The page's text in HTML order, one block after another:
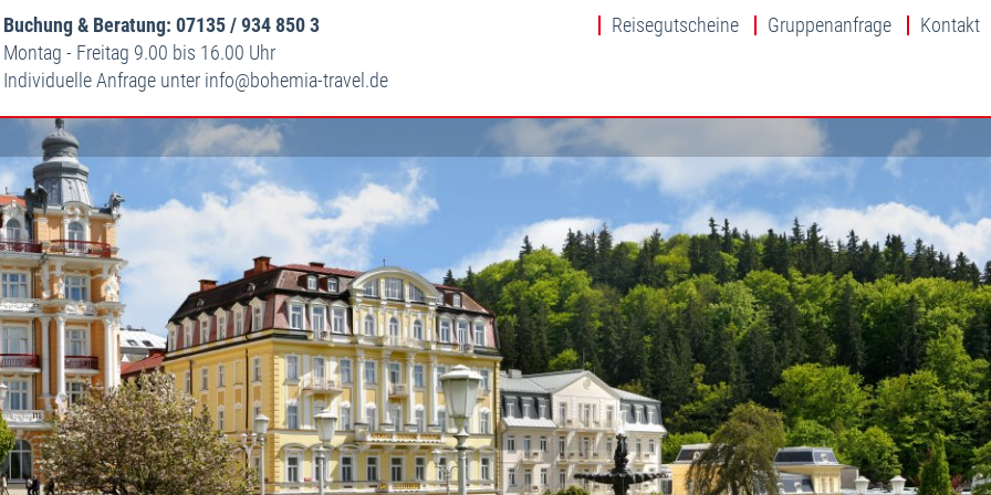
Buchung & Beratung: 07135 / 934 850 3
Montag - Freitag 9.00 bis 16.00 Uhr
Individuelle Anfrage unter info bohemia-travel.de
Reisegutscheine Gruppenanfrage Kontakt